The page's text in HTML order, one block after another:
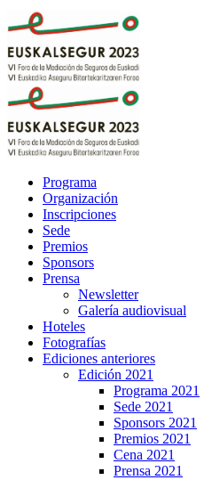
Programa
Organización
Inscripciones
Sede
Premios
Sponsors
Prensa
Newsletter
Galería audiovisual
Hoteles
Fotografías
Ediciones anteriores
Edición 2021
Programa 2021
Sede 2021
Sponsors 2021
Premios 2021
Cena 2021
Prensa 2021